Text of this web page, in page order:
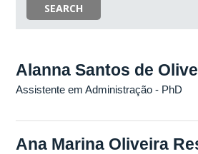
SEARCH
Alanna Santos de
Assistente em Administração - PhD
Ana Marina Oliveira